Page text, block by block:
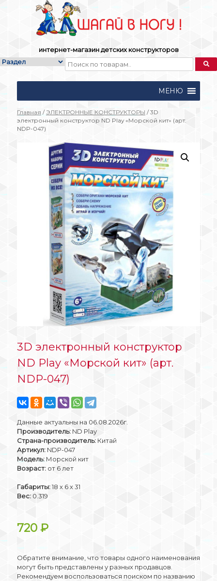
интернет-магазин детских конструкторов
МЕНЮ
Главная / ЭЛЕКТРОННЫЕ КОНСТРУКТОРЫ / 3D
электронный конструктор ND Play «Морской кит» (арт.
NDP-047)
3D электронный конструктор
ND Play «Морской кит» (арт.
NDP-047)
Данные актуальны на 06.08.2026г.
Производитель: ND Play
Страна-производитель: Китай
Артикул: NDP-047
Модель: Морской кит
Возраст: от 6 лет
Габариты:18 х 6 х 31
Вес: 0.319
720 ₽
Обратите внимание, что товары одного наименования
могут быть представлены у разных продавцов.
Рекомендуем воспользоваться поиском по названию